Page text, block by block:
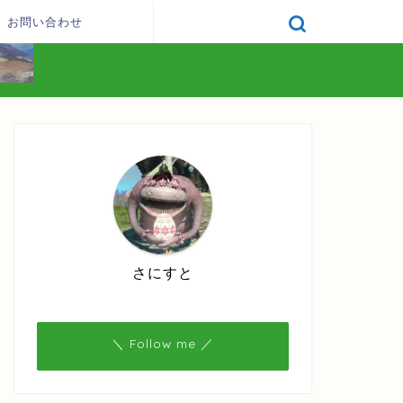
お問い合わせ
さにすと
＼ Follow me ／